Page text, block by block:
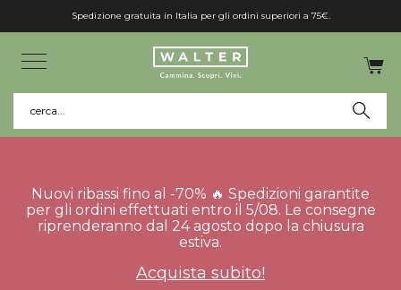
Spedizione gratuita in Italia per gli ordini superiori a 75€.
cerca...
Nuovi ribassi fino al -70% 🔥 Spedizioni garantite
per gli ordini effettuati entro il 5/08. Le consegne
riprenderanno dal 24 agosto dopo la chiusura
estiva.
Acquista subito!